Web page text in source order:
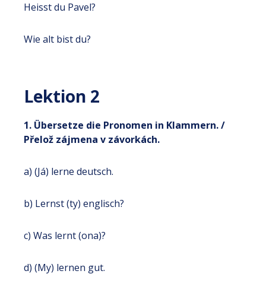
Heisst du Pavel?
Wie alt bist du?
Lektion 2
1. Übersetze die Pronomen in Klammern. /
Přelož zájmena v závorkách.
a) (Já) lerne deutsch.
b) Lernst (ty) englisch?
c) Was lernt (ona)?
d) (My) lernen gut.